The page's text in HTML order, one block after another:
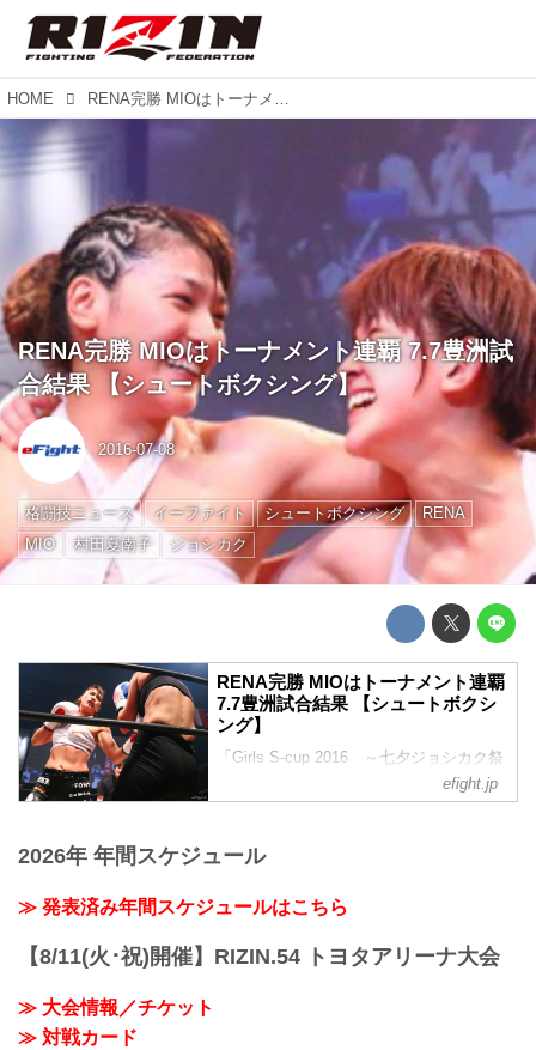
HOME RENA完勝 MIOはトーナメント連覇 7.7豊洲試合結果 【シュートボクシング】
RENA完勝 MIOはトーナメント連覇 7.7豊洲試
合結果 【シュートボクシング】
2016-07-08
格闘技ニュース イーファイト シュートボクシング
RENA
MIO
村田夏南子 ジョシカク
RENA完勝 MIOはトーナメント連覇
7.7豊洲試合結果 【シュートボクシ
ング】
「Girls S-cup 2016 ～七夕ジョシカク祭
り～」(7.7豊洲大会)試合結果。メインの
SB女子世界フライ級タイトルマッチは
成功。MIOはGirls S-cup48kgアジアトー
ナメント2016を制覇し大会2連覇。
efight.jp
2026年 年間スケジュール
≫ 発表済み年間スケジュールはこちら
【8/11(火･祝)開催】RIZIN.54 トヨタアリーナ大会
≫ 大会情報／チケット
≫ 対戦カード